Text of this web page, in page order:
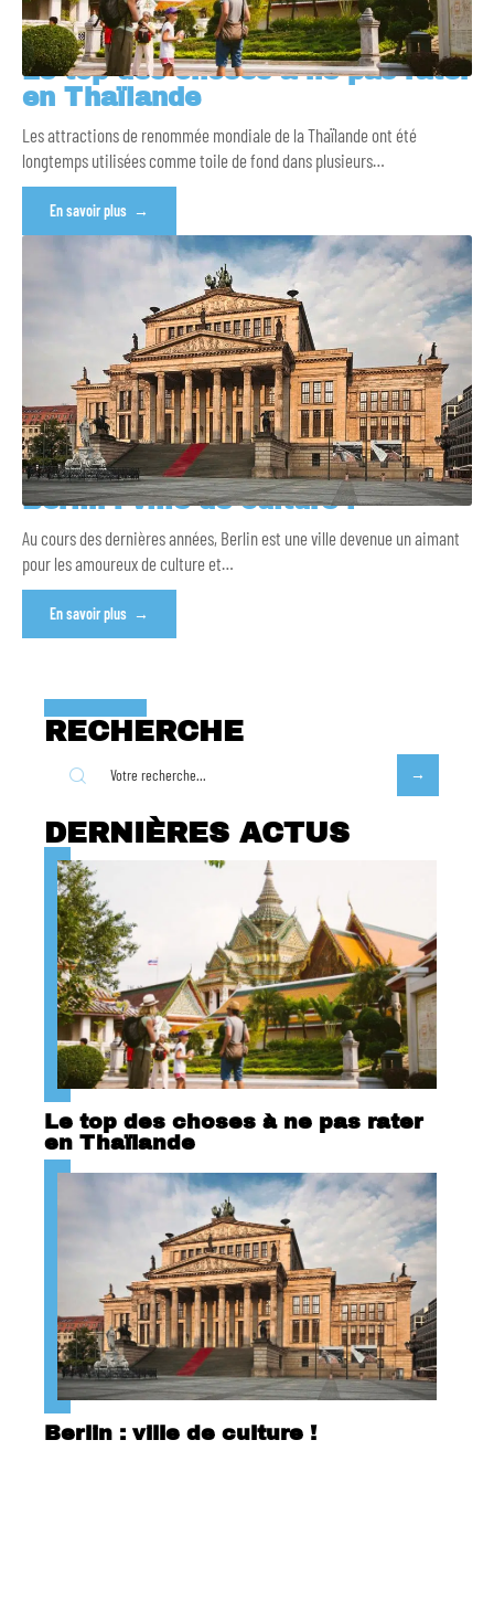
Le top des choses à ne pas rater
en Thaïlande
Les attractions de renommée mondiale de la Thaïlande ont été
longtemps utilisées comme toile de fond dans plusieurs…
En savoir plus
Berlin : ville de culture !
Au cours des dernières années, Berlin est une ville devenue un aimant
pour les amoureux de culture et…
En savoir plus
RECHERCHE
DERNIÈRES ACTUS
Le top des choses à ne pas rater
en Thaïlande
Berlin : ville de culture !